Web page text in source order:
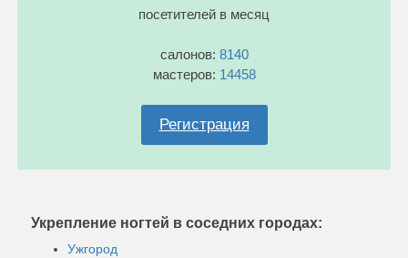
посетителей в месяц
салонов: 8140
мастеров: 14458
Регистрация
Укрепление ногтей в соседних городах:
Ужгород